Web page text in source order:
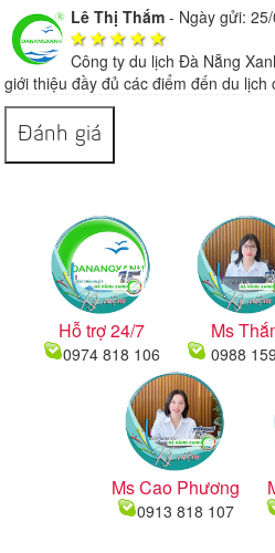
Lê Thị Thắm - Ngày gửi:
Công ty du lịch Đà Nẵng
giới thiệu đầy đủ các điểm đến du lịch
Đánh giá
Hỗ trợ 24/7
0974 818 106
Ms
0988
Ms Cao Phương
0913 818 107